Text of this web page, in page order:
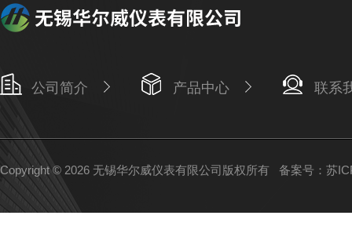
公司简介 产品中心 联系
Copyright © 2026 无锡华尔威仪表有限公司版权所有 备案号：苏